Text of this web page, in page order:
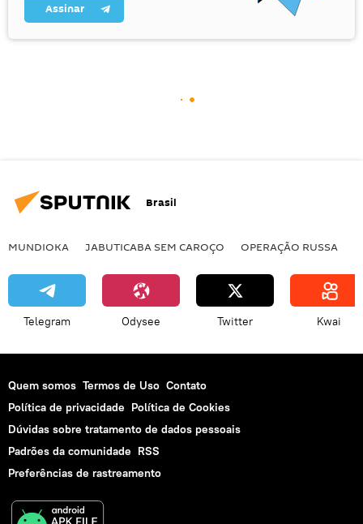
Assinar
Brasil
MUNDIOKA JABUTICABA SEM CAROÇO OPERAÇÃO RUSSA
Telegram Odysee Twitter Kwai
Quem somos Termos de Uso Contato
Política de privacidade Política de Cookies
Dúvidas sobre tratamento de dados pessoais
Padrões da comunidade RSS
Preferências de rastreamento